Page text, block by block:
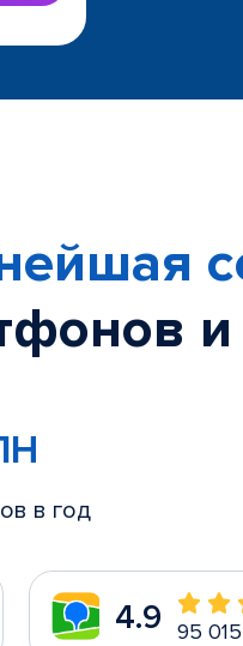
в год
4.9 95